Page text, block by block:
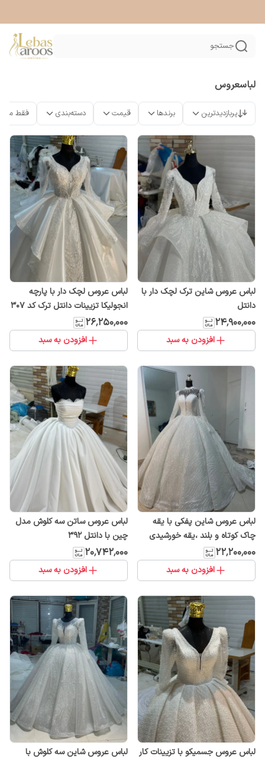
جستجو
لباسعروس
پربازدیدترین برندها قیمت دسته‌بندی فقط
لباس عروس شاین ترک لچک دار با
دانتل
۲۴٬۹۰۰٬۰۰۰
افزودن به سبد
لباس عروس لچک دار با پارچه
انجولیکا تزیینات دانتل ترک کد ۳۰۷
۲۶٬۲۵۰٬۰۰۰
افزودن به سبد
لباس عروس شاین پفکی با یقه
چاک کوتاه و بلند ،یقه خورشیدی
۲۲٬۲۰۰٬۰۰۰
افزودن به سبد
لباس عروس ساتن سه کلوش مدل
چین با دانتل ۳۹۲
۲۰٬۷۴۲٬۰۰۰
افزودن به سبد
لباس عروس جسمیکو با تزیینات کار
لباس عروس شاین سه کلوش با